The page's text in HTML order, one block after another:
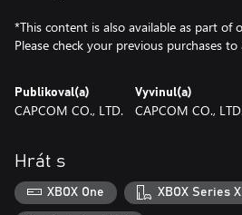
*This content is also available as part of
Please check your previous purchases
Publikoval(a)
CAPCOM CO., LTD.
Vyvinul(a)
CAPCOM CO.,
Hrát s
XBOX One XBOX Series